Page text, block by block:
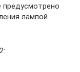
предусмотрено
лампой